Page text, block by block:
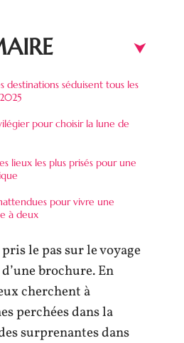
destinations séduisent tous les
pour choisir la lune de
lieux les plus prisés pour une
pour vivre une
à deux
le pas sur le voyage
brochure. En
cherchent à
perchées dans la
surprenantes dans